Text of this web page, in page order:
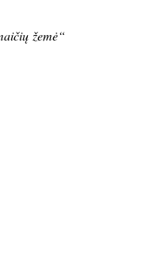
žemė“